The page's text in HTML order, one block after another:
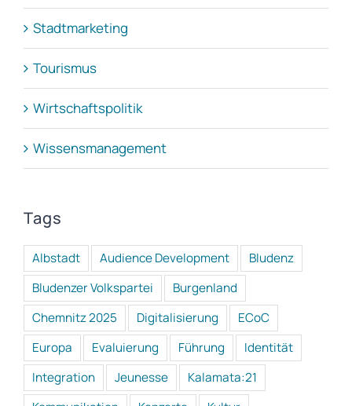
Stadtmarketing
Tourismus
Wirtschaftspolitik
Wissensmanagement
Tags
Albstadt Audience Development
Bludenz
Bludenzer Volkspartei
Burgenland
Chemnitz 2025
Digitalisierung
ECoC
Europa
Evaluierung Führung
Identität
Integration
Jeunesse
Kalamata:21